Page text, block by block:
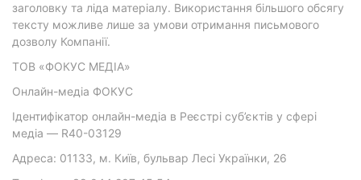
заголовку та ліда матеріалу. Використання більшого обсягу
тексту можливе лише за умови отримання письмового
дозволу Компанії.
ТОВ «ФОКУС МЕДІА»
Онлайн-медіа ФОКУС
Ідентифікатор онлайн-медіа в Реєстрі суб’єктів у сфері
медіа — R40-03129
Адреса: 01133, м. Київ, бульвар Лесі Українки, 26